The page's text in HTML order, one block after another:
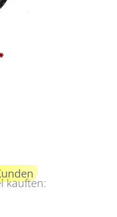
kauften: